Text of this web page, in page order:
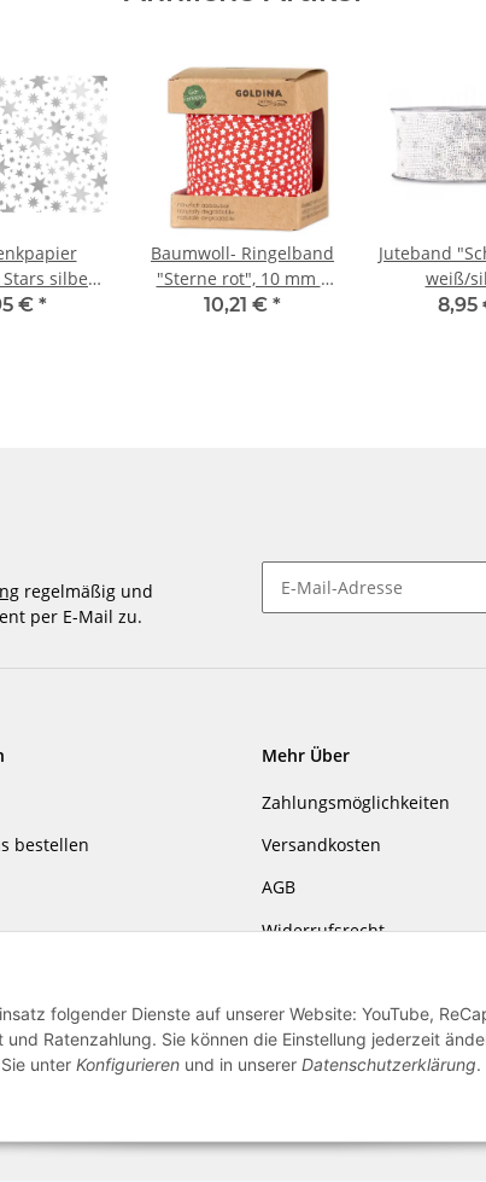
folgender Dienste auf unserer Website: YouTube,
Ratenzahlung. Sie können die Einstellung jederzeit
unter Konfigurieren und in unserer Datenschutzerklärung.
silber "
x 1,5 m
€ *
Baumwoll- Ringelband
"Sterne rot", 10 mm x
100 m
10,21 € *
Juteband
weiß/
8,95
regelmäßig und
per E-Mail zu.
bestellen
Mehr Über
Zahlungsmöglichkeiten
Versandkosten
AGB
Widerrufsrecht